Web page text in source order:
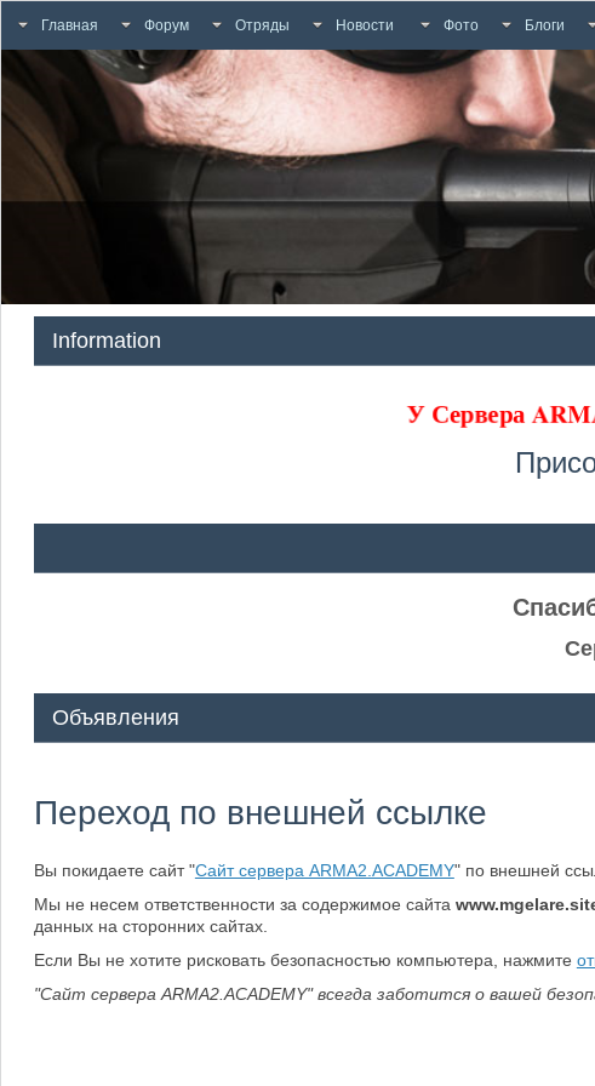
Главная Форум Отряды Новости Фото Блоги
Information
У Сервера
Объявления
Переход по внешней ссылке
Вы покидаете сайт "Сайт сервера ARMA2.ACADEMY" по внешней
Мы не несем ответственности за содержимое сайта
данных на сторонних сайтах.
Если Вы не хотите рисковать безопасностью компьютера, нажмите
"Сайт сервера ARMA2.ACADEMY" всегда заботится о вашей